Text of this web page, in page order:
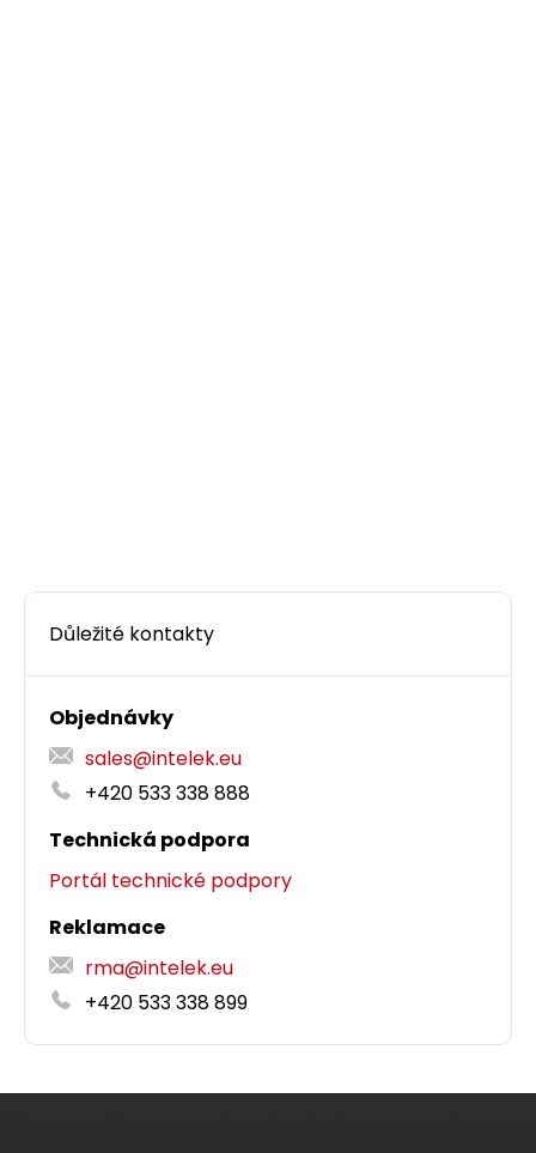
Důležité kontakty
Objednávky
sales@intelek.eu
+420 533 338 888
Technická podpora
Portál technické podpory
Reklamace
rma@intelek.eu
+420 533 338 899